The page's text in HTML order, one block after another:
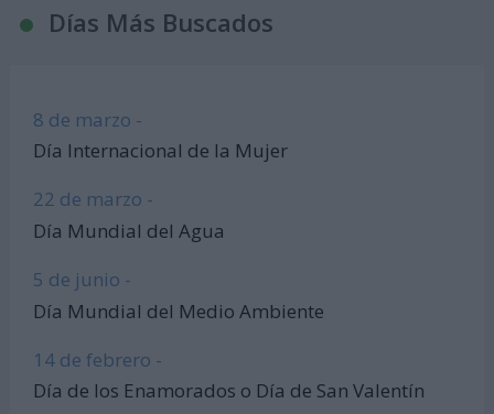
Días Más Buscados
8 de marzo -
Día Internacional de la Mujer
22 de marzo -
Día Mundial del Agua
5 de junio -
Día Mundial del Medio Ambiente
14 de febrero -
Día de los Enamorados o Día de San Valentín